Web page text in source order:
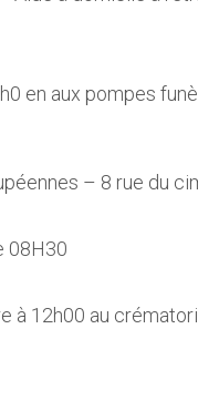
en aux pompes
– 8 rue du
08H30
à 12h00 au